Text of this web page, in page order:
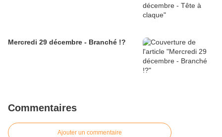
Mercredi 29 décembre - Branché !?
Commentaires
Ajouter un commentaire